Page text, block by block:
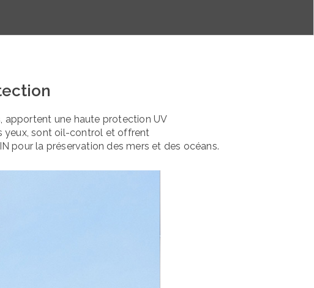
apportent une haute protection UV
yeux, sont oil-control et offrent
pour la préservation des mers et des océans.